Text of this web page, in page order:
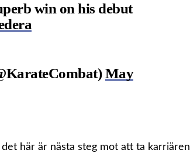
win on his debut
May
här är nästa steg mot att ta karriären